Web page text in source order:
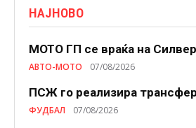
НАЈНОВО
МОТО ГП се враќа на
АВТО-МОТО 07/08/2026
ПСЖ го реализира
ФУДБАЛ 07/08/2026